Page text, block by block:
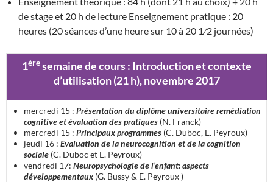
de stage et 20 h de lecture Enseignement pratique : 20
heures (20 séances d’une heure sur 10 à 20 1⁄2 journées)
1èresemaine de cours : Introduction et contexte
d’utilisation (21 h), novembre 2017
mercredi 15 : Présentation du diplôme universitaire remédiation
cognitive et évaluation des pratiques (N. Franck)
mercredi 15 : Principaux programmes (C. Duboc, E. Peyroux)
jeudi 16 : Evaluation de la neurocognition et de la cognition
sociale (C. Duboc et E. Peyroux)
vendredi 17: Neuropsychologie de l’enfant: aspects
développementaux (G. Bussy & E. Peyroux )